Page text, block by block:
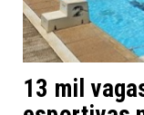
13 mil